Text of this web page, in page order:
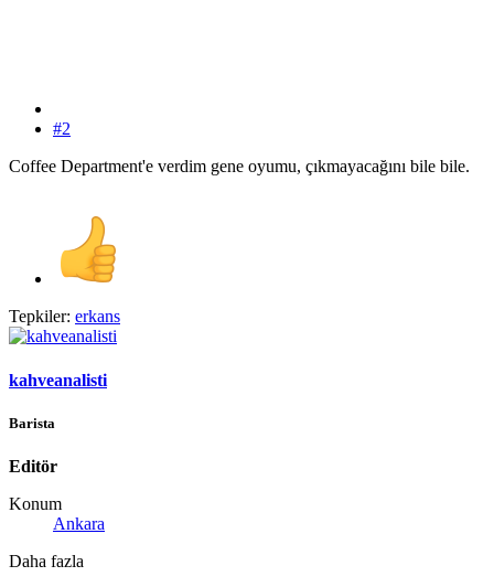
#2
Coffee Department'e verdim gene oyumu, çıkmayacağını bile bile.
Tepkiler: erkans
kahveanalisti
Barista
Editör
Konum
Ankara
Daha fazla